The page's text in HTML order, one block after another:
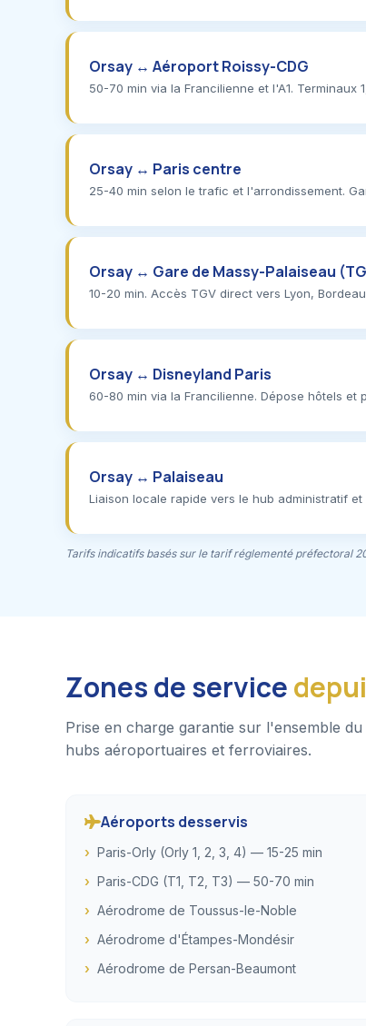
Orsay ↔ Aéroport Roissy-CDG
50-70 min via la Francilienne et l'A1. Terminaux
Orsay ↔ Paris centre
25-40 min selon le trafic et l'arrondissement.
Orsay ↔ Gare de Massy-Palaiseau
10-20 min. Accès TGV direct vers Lyon,
Orsay ↔ Disneyland Paris
60-80 min via la Francilienne. Dépose hôtels et
Orsay ↔ Palaiseau
Liaison locale rapide vers le hub administratif
Tarifs indicatifs basés sur le tarif réglementé préfectoral
Zones de service
Prise en charge garantie sur l'ensemble
hubs aéroportuaires et ferroviaires.
Aéroports desservis
Paris-Orly (Orly 1, 2, 3, 4) — 15-25 min
Paris-CDG (T1, T2, T3) — 50-70 min
Aérodrome de Toussus-le-Noble
Aérodrome d'Étampes-Mondésir
Aérodrome de Persan-Beaumont